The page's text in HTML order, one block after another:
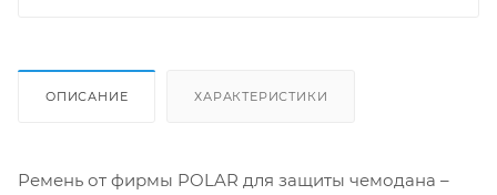
ОПИСАНИЕ ХАРАКТЕРИСТИКИ
Ремень от фирмы POLAR для защиты чемодана –